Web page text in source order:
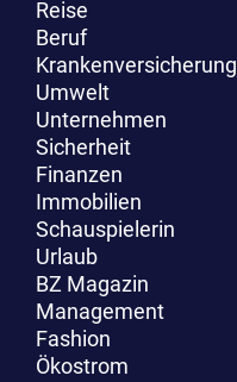
Reise
Beruf
Krankenversicherung
Umwelt
Unternehmen
Sicherheit
Finanzen
Immobilien
Schauspielerin
Urlaub
BZ Magazin
Management
Fashion
Ökostrom